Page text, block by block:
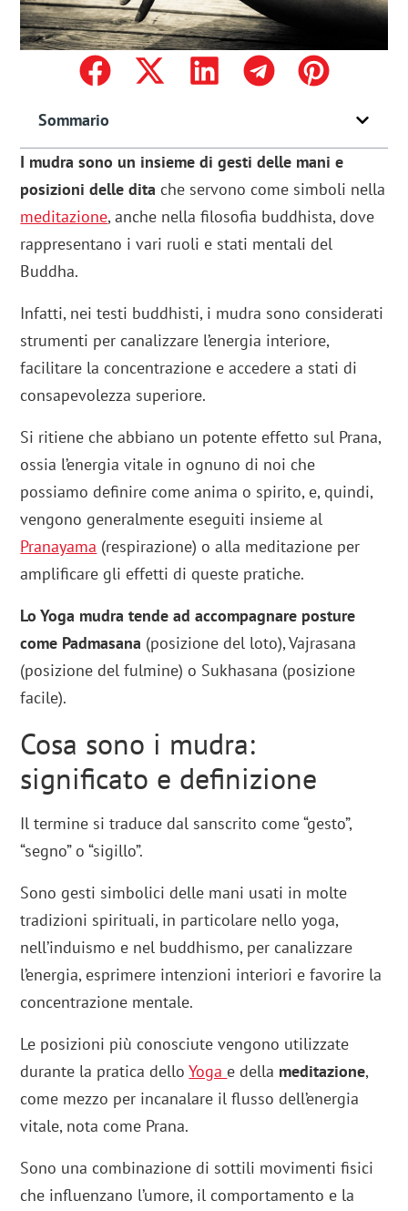
Sommario
I mudra sono un insieme di gesti delle mani e
posizioni delle dita che servono come simboli nella
meditazione, anche nella filosofia buddhista, dove
rappresentano i vari ruoli e stati mentali del
Buddha.
Infatti, nei testi buddhisti, i mudra sono considerati
strumenti per canalizzare l’energia interiore,
facilitare la concentrazione e accedere a stati di
consapevolezza superiore.
Si ritiene che abbiano un potente effetto sul Prana,
ossia l’energia vitale in ognuno di noi che
possiamo definire come anima o spirito, e, quindi,
vengono generalmente eseguiti insieme al
Pranayama (respirazione) o alla meditazione per
amplificare gli effetti di queste pratiche.
Lo Yoga mudra tende ad accompagnare posture
come Padmasana (posizione del loto), Vajrasana
(posizione del fulmine) o Sukhasana (posizione
facile).
Cosa sono i mudra:
significato e definizione
Il termine si traduce dal sanscrito come “gesto”,
“segno” o “sigillo”.
Sono gesti simbolici delle mani usati in molte
tradizioni spirituali, in particolare nello yoga,
nell’induismo e nel buddhismo, per canalizzare
l’energia, esprimere intenzioni interiori e favorire la
concentrazione mentale.
Le posizioni più conosciute vengono utilizzate
durante la pratica delloYoga e della meditazione,
come mezzo per incanalare il flusso dell’energia
vitale, nota come Prana.
Sono una combinazione di sottili movimenti fisici
che influenzano l’umore, il comportamento e la